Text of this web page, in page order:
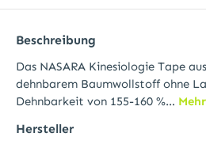
Beschreibung
Das NASARA Kinesiologie Tape
dehnbarem Baumwollstoff ohne
Dehnbarkeit von 155-160 %… Mehr
Hersteller